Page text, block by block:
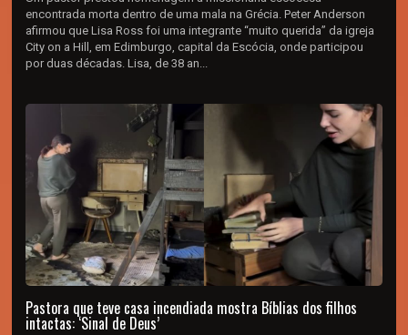
encontrada morta dentro de uma mala na Grécia. Peter Anderson
afirmou que Lisa Ross foi uma integrante “muito querida” da igreja
City on a Hill, em Edimburgo, capital da Escócia, onde participou
por duas décadas. Lisa, de 38 an...
Pastora que teve casa incendiada mostra Bíblias dos filhos
intactas: ‘Sinal de Deus’